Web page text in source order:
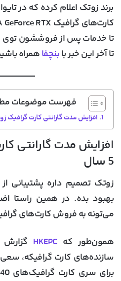
برند زوتک اعلام کرده که در
تا خدمات پس از فروششون توی
تا آخر این خبر بابنچفاهمراه
فهرست موضوعات
افزایش مدت گارانتی کارت گرافیک زوتک
افزایش مدت گارانتی
5 سال
می‌تونه به فروش کارت‌های
همون‌طور کهHKEPC
سازنده‌های کارت‌ گرافیکه،